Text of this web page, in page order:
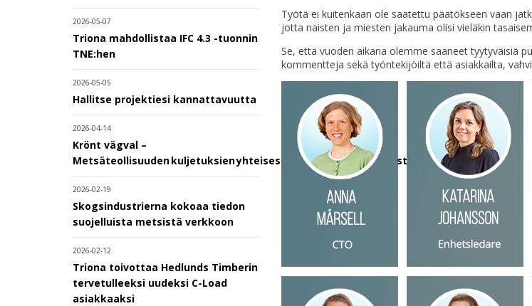
2026-05-07
Triona mahdollistaa IFC 4.3 -tuonnin
TNE:hen
2026-05-05
Hallitse projektiesi kannattavuutta
2026-04-14
Krönt vägval –
Metsäteollisuuden kuljetuksien yhteisesti sovitut laskutusperusteet
2026-02-19
Skogsindustrierna kokoaa tiedon
suojelluista metsistä verkkoon
2026-02-12
Triona toivottaa Hedlunds Timberin
tervetulleeksi uudeksi C-Load
asiakkaaksi
Työtä ei kuitenkaan ole saatettu päätökseen vaan
jotta naisten ja miesten jakauma olisi vieläkin
Se, että vuoden aikana olemme saaneet tyytyväisiä
kommentteja sekä työntekijöiltä että asiakkailta,